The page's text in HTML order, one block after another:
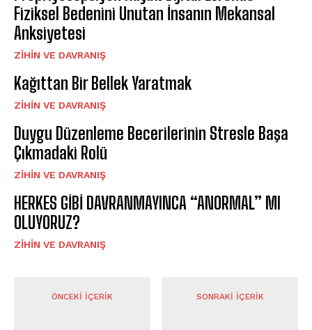
Fiziksel Bedenini Unutan İnsanın Mekansal
Anksiyetesi
⁠ZIHIN VE DAVRANIŞ
Kağıttan Bir Bellek Yaratmak
⁠ZIHIN VE DAVRANIŞ
Duygu Düzenleme Becerilerinin Stresle Başa
Çıkmadaki Rolü
⁠ZIHIN VE DAVRANIŞ
HERKES GİBİ DAVRANMAYINCA “ANORMAL” MI
OLUYORUZ?
⁠ZIHIN VE DAVRANIŞ
ÖNCEKI İÇERIK SONRAKI İÇERIK